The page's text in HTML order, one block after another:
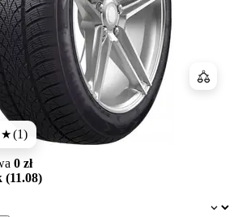
★(1)
0 zł
(11.08)